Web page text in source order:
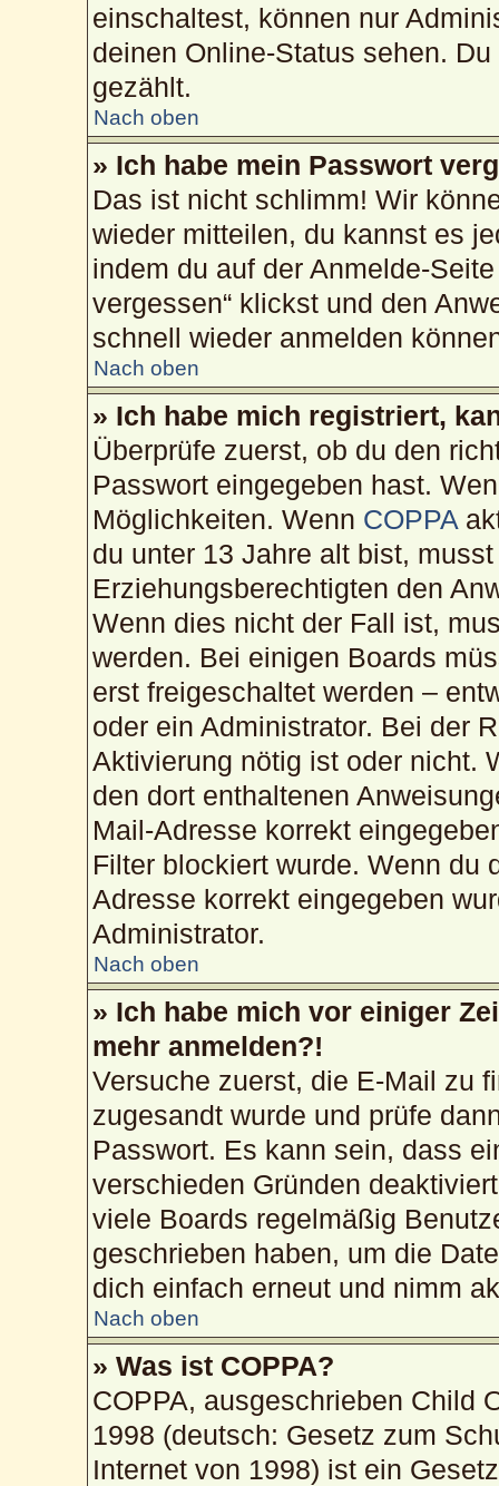
einschaltest, können nur
deinen Online-Status sehen.
gezählt.
Nach oben
» Ich habe mein Passwort
Das ist nicht schlimm! Wir
wieder mitteilen, du kannst es
indem du auf der Anmelde-
vergessen“ klickst und den
schnell wieder anmelden
Nach oben
» Ich habe mich registriert,
Überprüfe zuerst, ob du den
Passwort eingegeben hast.
Möglichkeiten. Wenn COPPA
du unter 13 Jahre alt bist,
Erziehungsberechtigten den
Wenn dies nicht der Fall ist,
werden. Bei einigen Boards
erst freigeschaltet werden –
oder ein Administrator. Bei der
Aktivierung nötig ist oder nicht.
den dort enthaltenen
Mail-Adresse korrekt
Filter blockiert wurde. Wenn du
Adresse korrekt eingegeben
Administrator.
Nach oben
» Ich habe mich vor einiger
mehr anmelden?!
Versuche zuerst, die E-Mail zu
zugesandt wurde und prüfe
Passwort. Es kann sein, dass
verschieden Gründen
viele Boards regelmäßig
geschrieben haben, um die
dich einfach erneut und nimm
Nach oben
» Was ist COPPA?
COPPA, ausgeschrieben Child
1998 (deutsch: Gesetz zum
Internet von 1998) ist ein